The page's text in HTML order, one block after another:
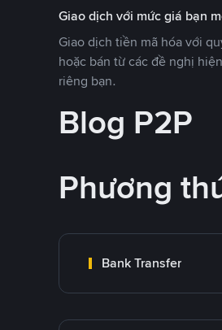
Giao dịch với mức giá bạn
Giao dịch tiền mã hóa với
hoặc bán từ các đề nghị
riêng bạn.
Blog P2P
Phương
Bank Transfer